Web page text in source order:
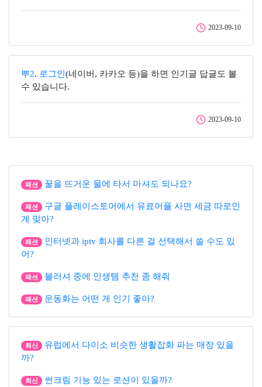
2023-09-10
뿌2. 로그인 (네이버, 카카오 등)을 하면 인기글 답글도 볼
수 있습니다.
2023-09-10
패션 꿀을 뜨거운 물에 타서 마셔도 되나요?
패션
구글 플레이스토어에서 유료어플 사면 세금 따로인
게 맞아?
패션
인터넷과 iptv 회사를 다른 걸 선택해서 쓸 수도 있
어?
패션 블러셔 중에 인생템 추천 좀 해줘
패션 운동화는 어떤 게 인기 좋아?
최신
유럽에서 다이소 비슷한 생활잡화 파는 매장 있을
까?
최신 썬크림 기능 있는 로션이 있을까?